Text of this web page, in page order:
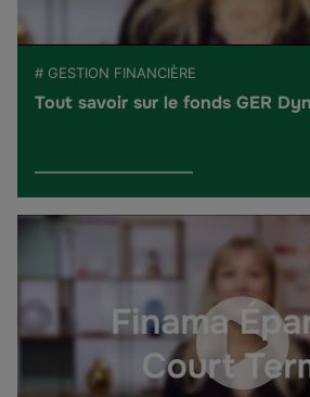
# GESTION FINANCIÈRE
Tout savoir sur le fonds GER